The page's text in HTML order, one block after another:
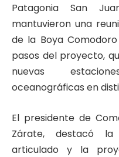
Patagonia San
mantuvieron una
de la Boya
pasos del proyecto,
nuevas
oceanográficas en
El presidente de
Zárate, destacó
articulado y la